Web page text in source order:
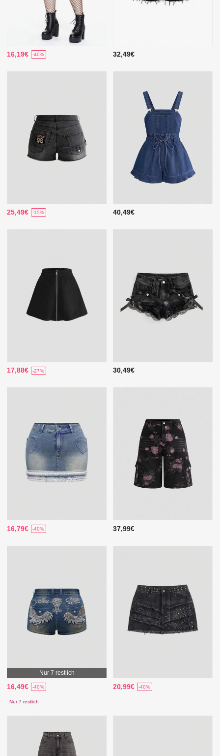
16,19€ -40% 32,49€
25,49€ -15% 40,49€
17,88€ -27% 30,49€
16,79€ -40% 37,99€
Nur 7 restlich
16,49€ -40%
Nur 7 restlich
20,99€ -40%